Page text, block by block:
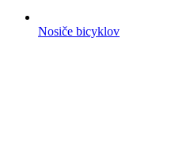
Nosiče bicyklov